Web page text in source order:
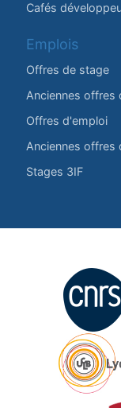
Cafés
Emplois
Offres de stage
Anciennes offres
Offres d'emploi
Anciennes offres
Stages 3IF